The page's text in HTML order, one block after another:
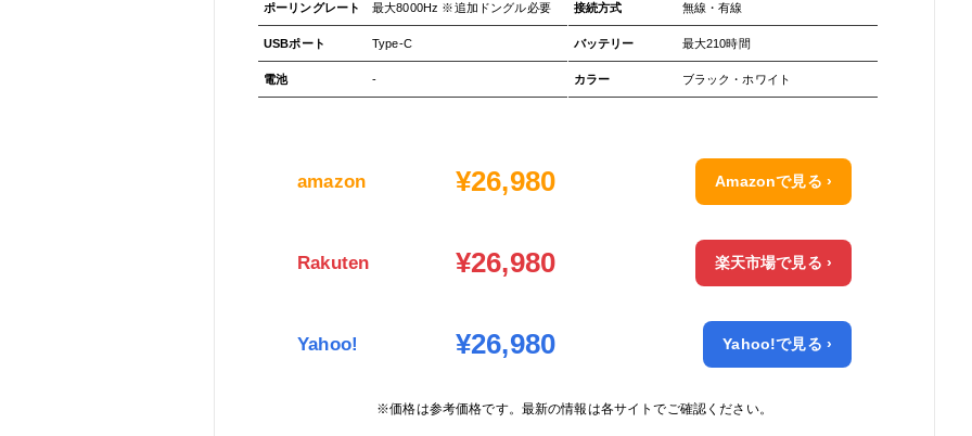
ポーリングレート 最大8000Hz ※追加ドングル必要 接続方式 無線・有線
USBポート Type-C バッテリー 最大210時間
電池 - カラー ブラック・ホワイト
amazon ¥26,980 Amazonで見る ›
Rakuten ¥26,980 楽天市場で見る ›
Yahoo! ¥26,980 Yahoo!で見る ›
※価格は参考価格です。最新の情報は各サイトでご確認ください。